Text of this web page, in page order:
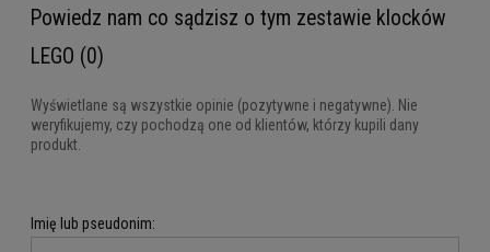
Powiedz nam co sądzisz o tym zestawie klocków
LEGO (0)
Wyświetlane są wszystkie opinie (pozytywne i negatywne). Nie
weryfikujemy, czy pochodzą one od klientów, którzy kupili dany
produkt.
Imię lub pseudonim: